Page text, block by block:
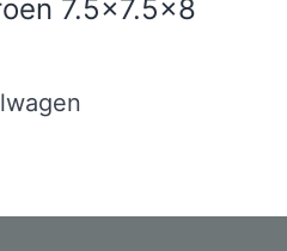
7.5×7.5×8